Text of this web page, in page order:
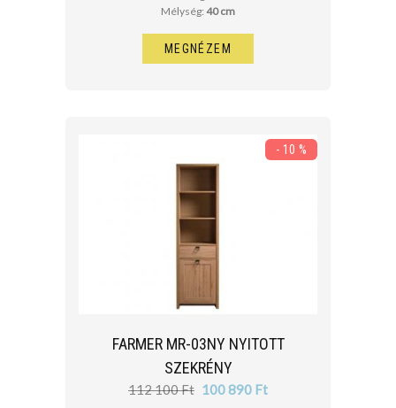
Mélység: 40 cm
MEGNÉZEM
FARMER MR-03NY NYITOTT
SZEKRÉNY
112 100 Ft 100 890 Ft
- 10 %